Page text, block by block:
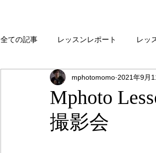
全ての記事 レッスンレポート レッ
オンラインストア 出張撮影
プライベートレッスン
Mphoto
撮影会
mphotomomo 2021年9月